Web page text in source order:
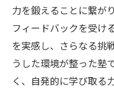
力を鍛えることに繋が
フィードバックを受け
を実感し、さらなる挑
うした環境が整った塾
く、自発的に学び取る